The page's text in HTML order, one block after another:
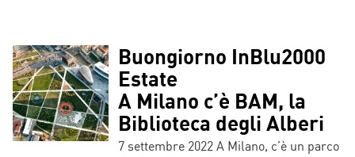
Buongiorno InBlu2000
Estate
A Milano c’è BAM, la
Biblioteca degli Alberi
7 settembre 2022 A Milano, c’è un parco